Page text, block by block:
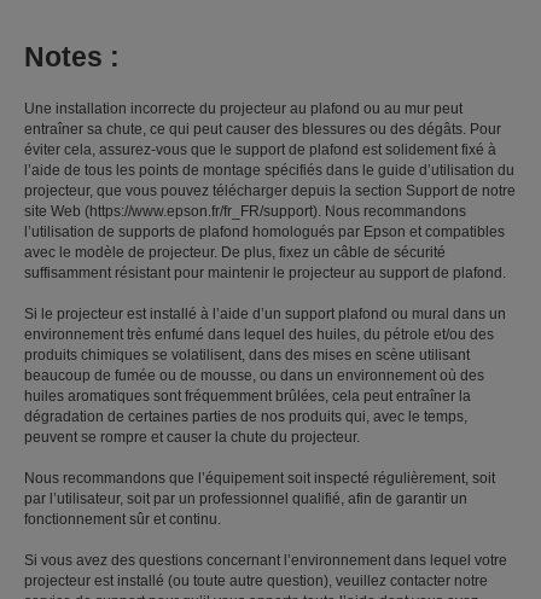
Notes :
Une installation incorrecte du projecteur au plafond ou au mur peut
entraîner sa chute, ce qui peut causer des blessures ou des dégâts. Pour
éviter cela, assurez-vous que le support de plafond est solidement fixé à
l’aide de tous les points de montage spécifiés dans le guide d’utilisation du
projecteur, que vous pouvez télécharger depuis la section Support de notre
site Web (https://www.epson.fr/fr_FR/support). Nous recommandons
l’utilisation de supports de plafond homologués par Epson et compatibles
avec le modèle de projecteur. De plus, fixez un câble de sécurité
suffisamment résistant pour maintenir le projecteur au support de plafond.
Si le projecteur est installé à l’aide d’un support plafond ou mural dans un
environnement très enfumé dans lequel des huiles, du pétrole et/ou des
produits chimiques se volatilisent, dans des mises en scène utilisant
beaucoup de fumée ou de mousse, ou dans un environnement où des
huiles aromatiques sont fréquemment brûlées, cela peut entraîner la
dégradation de certaines parties de nos produits qui, avec le temps,
peuvent se rompre et causer la chute du projecteur.
Nous recommandons que l’équipement soit inspecté régulièrement, soit
par l’utilisateur, soit par un professionnel qualifié, afin de garantir un
fonctionnement sûr et continu.
Si vous avez des questions concernant l’environnement dans lequel votre
projecteur est installé (ou toute autre question), veuillez contacter notre